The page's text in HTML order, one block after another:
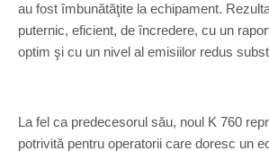
au fost îmbunătăţite la echipament.
puternic, eficient, de încredere, cu un
optim şi cu un nivel al emisiilor redus
La fel ca predecesorul său, noul K 760
potrivită pentru operatorii care doresc un